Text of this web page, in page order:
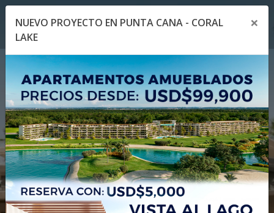
Toggle navigation menu
NUEVO PROYECTO EN PUNTA CANA - CORAL
LAKE
×